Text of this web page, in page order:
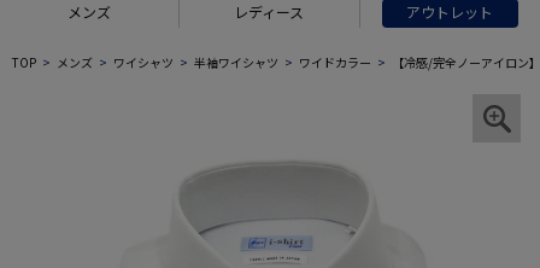
メンズ レディース アウトレット
TOP メンズ ワイシャツ 半袖ワイシャツ ワイドカラー 【冷感/完全ノーアイロ